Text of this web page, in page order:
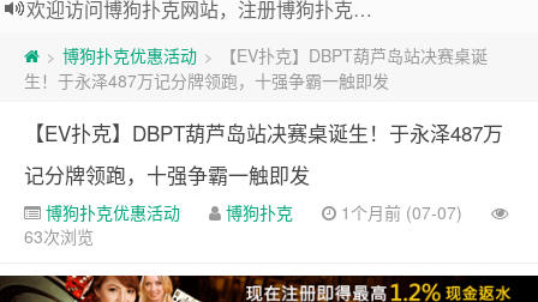
欢迎访问博狗扑克网站，注册博狗扑克免费送10美元现金和2张比赛门票
2026世界杯外围投注网站，注册Bodog博狗投注最高送3888奖金
> 博狗扑克优惠活动 >
【EV扑克】DBPT葫芦岛站决赛桌诞
生！于永泽487万记分牌领跑，十强争霸一触即发
【EV扑克】DBPT葫芦岛站决赛桌诞生！于永泽487万
记分牌领跑，十强争霸一触即发
博狗扑克优惠活动 博狗扑克
1个月前 (07-07)
63次浏览